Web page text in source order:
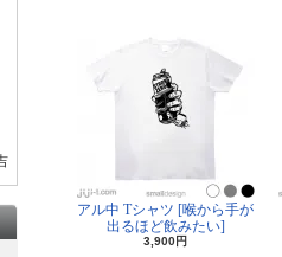
アル中 Tシャツ [喉から手が
出るほど飲みたい]
3,900円